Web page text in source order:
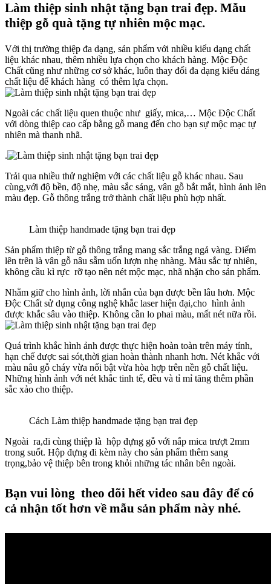
Làm thiệp sinh nhật tặng bạn trai đẹp. Mẫu
thiệp gỗ quà tặng tự nhiên mộc mạc.
Với thị trường thiệp đa dạng, sản phẩm với nhiều kiểu dạng chất
liệu khác nhau, thêm nhiều lựa chọn cho khách hàng. Mộc Độc
Chất cũng như những cơ sở khác, luôn thay đổi đa dạng kiểu dáng
chất liệu để khách hàng có thêm lựa chọn.
Ngoài các chất liệu quen thuộc như giấy, mica,… Mộc Độc Chất
với dòng thiệp cao cấp bằng gỗ mang đến cho bạn sự mộc mạc tự
nhiên mà thanh nhã.
.
Trải qua nhiều thử nghiệm với các chất liệu gỗ khác nhau. Sau
cùng,với độ bền, độ nhẹ, màu sắc sáng, vân gỗ bắt mắt, hình ảnh lên
màu đẹp. Gỗ thông trắng trở thành chất liệu phù hợp nhất.
Làm thiệp handmade tặng bạn trai đẹp
Sản phẩm thiệp từ gỗ thông trắng mang sắc trắng ngả vàng. Điểm
lên trên là vân gỗ nâu sẫm uốn lượn nhẹ nhàng. Màu sắc tự nhiên,
không cầu kì rực rỡ tạo nên nét mộc mạc, nhã nhặn cho sản phẩm.
Nhằm giữ cho hình ảnh, lời nhắn của bạn được bền lâu hơn. Mộc
Độc Chất sử dụng công nghệ khắc laser hiện đại,cho hình ảnh
được khắc sâu vào thiệp. Không cần lo phai màu, mất nét nữa rồi.
Quá trình khắc hình ảnh được thực hiện hoàn toàn trên máy tính,
hạn chế được sai sót,thời gian hoàn thành nhanh hơn. Nét khắc với
màu nâu gỗ cháy vừa nổi bật vừa hòa hợp trên nền gỗ chất liệu.
Những hình ảnh với nét khắc tinh tế, đều và tỉ mỉ tăng thêm phần
sắc xảo cho thiệp.
Cách Làm thiệp handmade tặng bạn trai đẹp
Ngoài ra,đi cùng thiệp là hộp đựng gỗ với nắp mica trượt 2mm
trong suốt. Hộp đựng đi kèm này cho sản phẩm thêm sang
trọng,bảo vệ thiệp bên trong khỏi những tác nhân bên ngoài.
Bạn vui lòng theo dõi hết video sau đây để có
cả nhận tốt hơn về mẫu sản phẩm này nhé.